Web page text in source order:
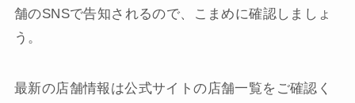
舗のSNSで告知されるので、こまめに確認しましょ
う。
最新の店舗情報は公式サイトの店舗一覧をご確認く